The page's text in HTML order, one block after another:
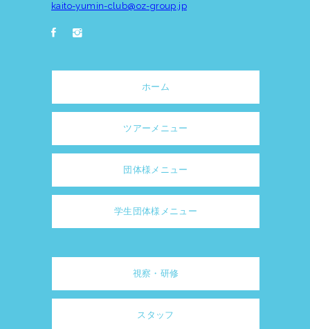
kaito-yumin-club@oz-group.jp
ホーム
ツアーメニュー
団体様メニュー
学生団体様メニュー
視察・研修
スタッフ